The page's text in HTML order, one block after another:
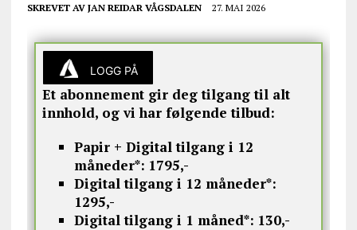
SKREVET AV JAN REIDAR VÅGSDALEN 27. MAI 2026
LOGG PÅ
Et abonnement gir deg tilgang til alt
innhold, og vi har følgende tilbud:
Papir + Digital tilgang i 12
måneder*: 1795,-
Digital tilgang i 12 måneder*:
1295,-
Digital tilgang i 1 måned*: 130,-